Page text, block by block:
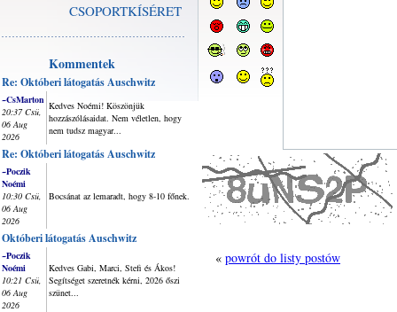
CSOPORTKÍSÉRET
Kommentek
Re: Októberi látogatás Auschwitz
~CsMarton
20:37 Csü,
06 Aug
2026
Kedves Noémi! Köszönjük
hozzászólásaidat. Nem véletlen, hogy
nem tudsz magyar...
Re: Októberi látogatás Auschwitz
~Poczik
Noémi
10:30 Csü,
06 Aug
2026
Bocsánat az lemaradt, hogy 8-10 főnek.
Októberi látogatás Auschwitz
~Poczik
Noémi
10:21 Csü,
06 Aug
2026
Kedves Gabi, Marci, Stefi és Ákos!
Segítséget szeretnék kérni, 2026 őszi
szünet...
« powrót do listy postów